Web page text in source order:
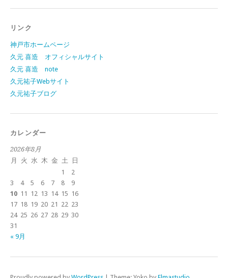
リンク
神戸市ホームページ
久元 喜造 オフィシャルサイト
久元 喜造 note
久元祐子Webサイト
久元祐子ブログ
カレンダー
2026年8月
月
火 水 木 金 土
日
1
2
3
4 5 6 7 8
9
10 11 12 13 14 15 16
17 18 19 20 21 22 23
24 25 26 27 28 29 30
31
« 9月